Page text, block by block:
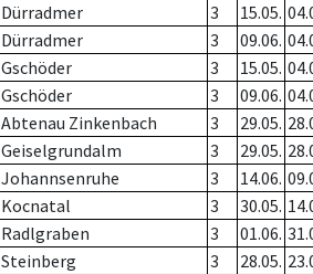
Dürradmer 3 15.05.
Dürradmer 3 09.06.
Gschöder 3 15.05.
Gschöder 3 09.06.
Abtenau Zinkenbach 3 29.05.
Geiselgrundalm 3 29.05.
Johannsenruhe 3 14.06.
Kocnatal 3 30.05.
Radlgraben 3 01.06.
Steinberg 3 28.05.